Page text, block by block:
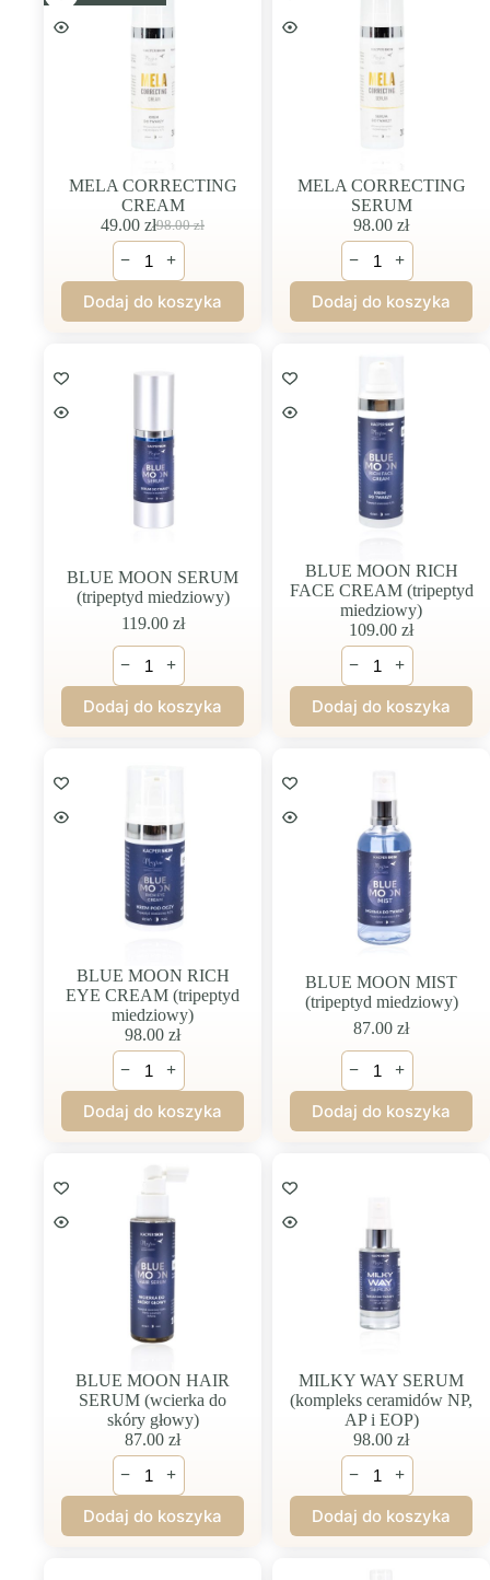
MELA CORRECTING
CREAM
98.00zł
Pierwotna
cena
wynosiła:
98.00 zł.
49.00 złAktualna
cena
wynosi:
49.00 zł.
ilość
MELA
CORRECTING
CREAM
− +
Dodaj do koszyka
MELA CORRECTING
SERUM
98.00 zł
ilość
MELA
CORRECTING
SERUM
− +
Dodaj do koszyka
BLUE MOON SERUM
(tripeptyd miedziowy)
119.00 zł
ilość
BLUE
MOON
SERUM
(tripeptyd
− +
Dodaj do koszyka
BLUE MOON RICH
FACE CREAM (tripeptyd
miedziowy)
109.00 zł
ilość
BLUE
MOON
RICH
FACE
− +
Dodaj do koszyka
BLUE MOON RICH
EYE CREAM (tripeptyd
miedziowy)
98.00 zł
ilość
BLUE
MOON
RICH
EYE
(tripeptyd
− +
Dodaj do koszyka
BLUE MOON MIST
(tripeptyd miedziowy)
87.00 zł
ilość
BLUE
MOON
MIST
(tripeptyd
− +
Dodaj do koszyka
BLUE MOON HAIR
SERUM (wcierka do
skóry głowy)
87.00 zł
ilość
BLUE
MOON
HAIR
SERUM
− +
Dodaj do koszyka
MILKY WAY SERUM
(kompleks ceramidów NP,
AP i EOP)
98.00 zł
ilość
MILKY
WAY
SERUM
(kompleks
− +
Dodaj do koszyka